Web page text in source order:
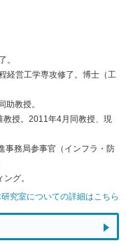
。
経営工学専攻修了。博士（工
教授。
授。2011年4月同教授、現
事務局参事官（インフラ・防
グ。
究室についての詳細はこちら